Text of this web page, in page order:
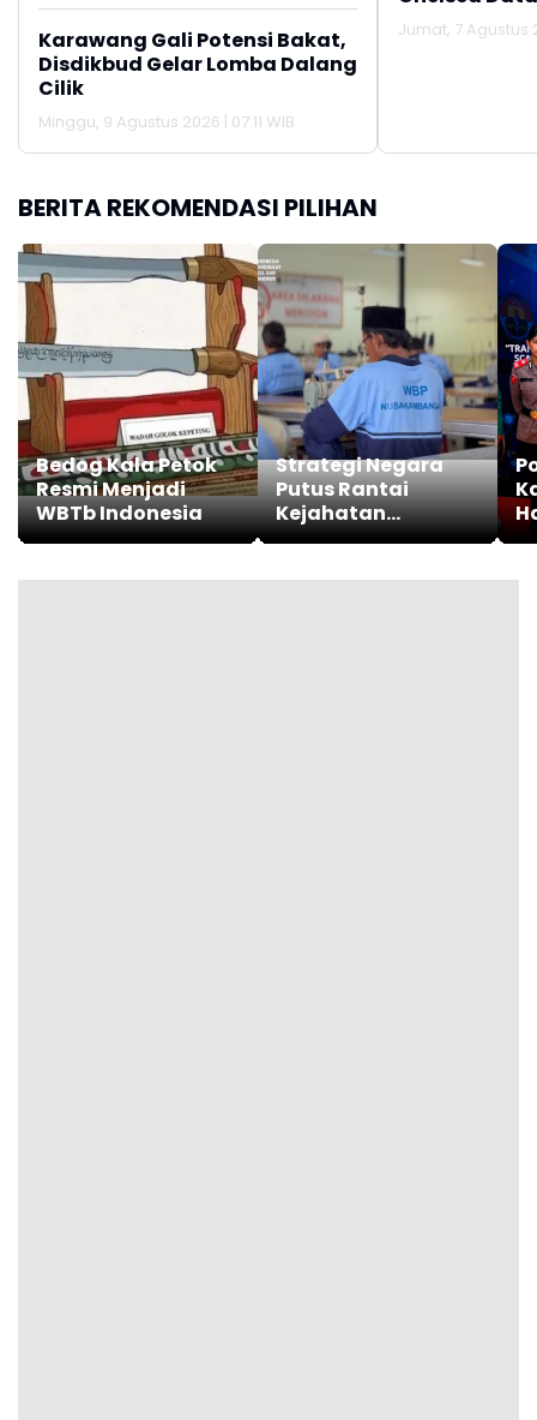
Karawang Gali Potensi Bakat,
Disdikbud Gelar Lomba Dalang
Cilik
Minggu, 9 Agustus 2026 | 07:11 WIB
Jumat, 7 Agustus
BERITA REKOMENDASI PILIHAN
Bedog Kala Petok
Resmi Menjadi
WBTb Indonesia
Strategi Negara
Putus Rantai
Kejahatan
Berulang